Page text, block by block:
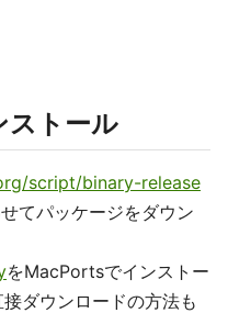
トール
script/binary-release
てパッケージをダウン
をMacPortsでインストー
ダウンロードの方法も